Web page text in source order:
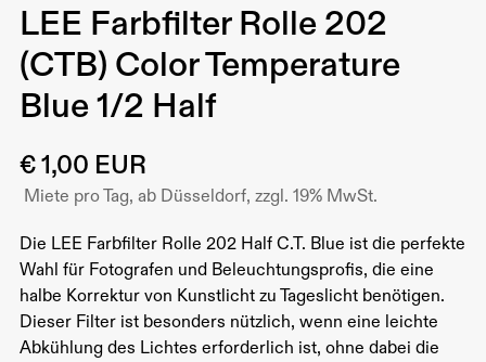
LEE Farbfilter Rolle 202
(CTB) Color Temperature
Blue 1/2 Half
€ 1,00 EUR
Miete pro Tag, ab Düsseldorf, zzgl. 19% MwSt.
Die LEE Farbfilter Rolle 202 Half C.T. Blue ist die perfekte
Wahl für Fotografen und Beleuchtungsprofis, die eine
halbe Korrektur von Kunstlicht zu Tageslicht benötigen.
Dieser Filter ist besonders nützlich, wenn eine leichte
Abkühlung des Lichtes erforderlich ist, ohne dabei die